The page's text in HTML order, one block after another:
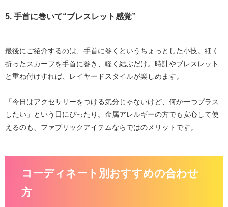
5. 手首に巻いて“ブレスレット感覚”
最後にご紹介するのは、 手首に巻く というちょっとした小技。細く
折ったスカーフを手首に巻き、軽く結ぶだけ。時計やブレスレット
と重ね付けすれば、レイヤードスタイルが楽しめます。
「今日はアクセサリーをつける気分じゃないけど、何か一つプラス
したい」という日にぴったり。金属アレルギーの方でも安心して使
えるのも、ファブリックアイテムならではのメリットです。
コーディネート別おすすめの合わせ
方